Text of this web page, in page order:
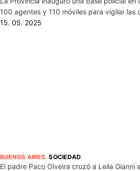
100 agentes y 110 móviles para vigilar las
15. 05. 2025
BUENOS AIRES.SOCIEDAD
El padre Paco Olveira cruzó a Leila Gianni